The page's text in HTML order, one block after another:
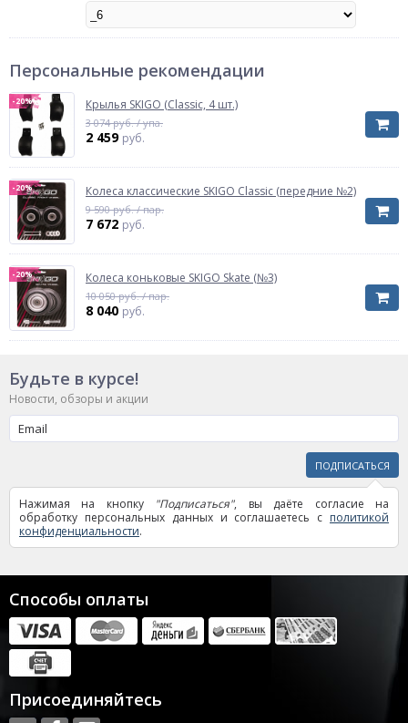
Персональные рекомендации
-20% Крылья SKIGO (Classic, 4 шт.)
3 074 руб. / упа.
2 459 руб.
-20% Колеса классические SKIGO Classic (передние №2)
9 590 руб. / пар.
7 672 руб.
-20% Колеса коньковые SKIGO Skate (№3)
10 050 руб. / пар.
8 040 руб.
Будьте в курсе!
Новости, обзоры и акции
ПОДПИСАТЬСЯ
Нажимая на кнопку "Подписаться", вы даёте согласие на
обработку персональных данных и соглашаетесь с политикой
конфиденциальности.
Способы оплаты
Присоединяйтесь